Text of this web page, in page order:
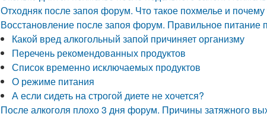
Отходняк после запоя форум. Что такое похмелье и почему
Восстановление после запоя форум. Правильное питание
Какой вред алкогольный запой причиняет организму
Перечень рекомендованных продуктов
Список временно исключаемых продуктов
О режиме питания
А если сидеть на строгой диете не хочется?
После алкоголя плохо 3 дня форум. Причины затяжного